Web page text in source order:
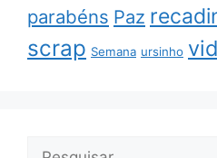
parabéns Paz
scrap Semana ursinho